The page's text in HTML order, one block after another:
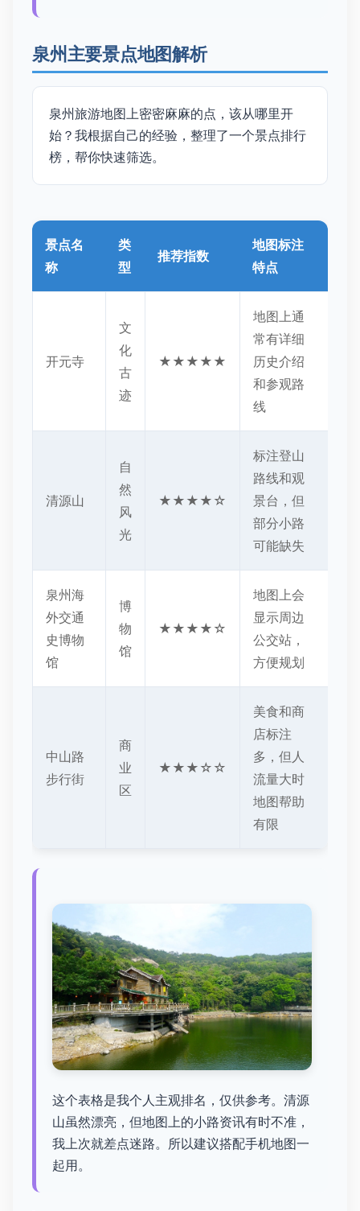
泉州主要景点地图解析
泉州旅游地图上密密麻麻的点，该从哪里开
始？我根据自己的经验，整理了一个景点排行
榜，帮你快速筛选。
景点名
称
类
型
推荐指数
地图标注
特点
开元寺
文
化
古
迹
★★★★★
地图上通
常有详细
历史介绍
和参观路
线
清源山
自
然
风
光
★★★★☆
标注登山
路线和观
景台，但
部分小路
可能缺失
泉州海
外交通
史博物
馆
博
物
馆
★★★★☆
地图上会
显示周边
公交站，
方便规划
中山路
步行街
商
业
区
★★★☆☆
美食和商
店标注
多，但人
流量大时
地图帮助
有限
这个表格是我个人主观排名，仅供参考。清源
山虽然漂亮，但地图上的小路资讯有时不准，
我上次就差点迷路。所以建议搭配手机地图一
起用。